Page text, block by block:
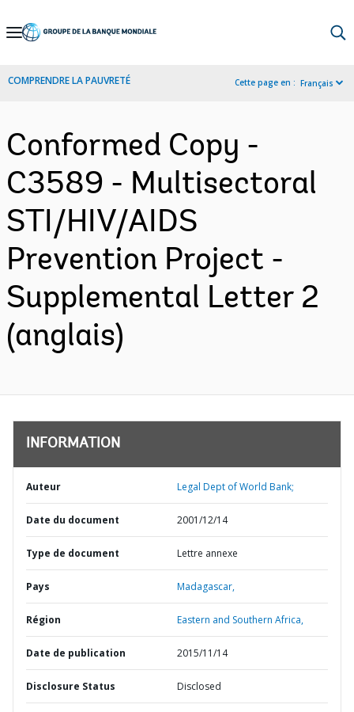
Skip
Navigation
COMPRENDRE LA PAUVRETÉ Cette page en : Français
Conformed Copy -
C3589 - Multisectoral
STI/HIV/AIDS
Prevention Project -
Supplemental Letter 2
(anglais)
INFORMATION
Auteur Legal Dept of World Bank;
Date du document 2001/12/14
Type de document Lettre annexe
Pays Madagascar,
Région Eastern and Southern Africa,
Date de publication 2015/11/14
Disclosure Status Disclosed